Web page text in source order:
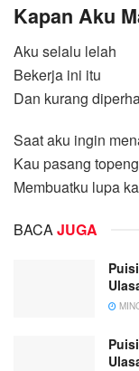
Kapan Aku
Aku selalu lelah
Bekerja ini itu
Dan kurang
Saat aku ingin
Kau pasang
Membuatku lupa
BACA JUGA